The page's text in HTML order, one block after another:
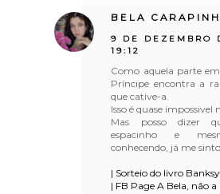
BELA
9 DE DEZEMBRO
19:12
Como aquela parte
Príncipe encontra a
que cative-a.
Isso é quase impossivel
Mas posso dizer
espacinho e
conhecendo, já me
| Sorteio do livro
| FB Page A Bela, não a